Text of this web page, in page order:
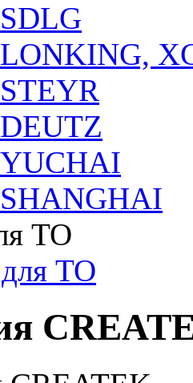
LONKING,
YUCHAI
SHANGHAI
ТО
ТО